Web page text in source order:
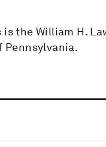
is the William H.
Pennsylvania.